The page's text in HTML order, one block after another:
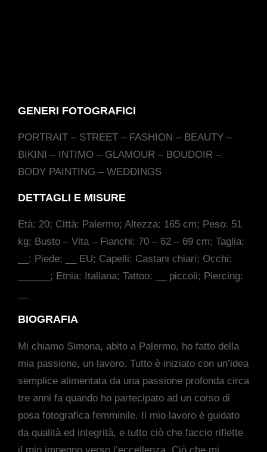
GENERI FOTOGRAFICI
PORTRAIT – STREET – FASHION – BEAUTY –
BIKINI – INTIMO – GLAMOUR – BOUDOIR –
BODY PAINTING – WEDDINGS
DETTAGLI E MISURE
Età: 20; Città: Palermo; Altezza: 165 cm; Peso: 51
kg; Busto – Vita – Fianchi: 70 – 62 – 69 cm; Taglia:
__; Piede: __ EU; Capelli: Castani chiari; Occhi:
______; Etnia: Italiana; Tattoo: __ piccoli; Piercing:
BIOGRAFIA
Mi chiamo Simona, abito a Palermo, ho fatto della
mia passione, un lavoro. Tutto è iniziato con un’idea
semplice alimentata da una passione profonda circa
tre anni fa quando ho partecipato ad un corso di
posa fotografica femminile. Il mio lavoro è guidato
da qualità ed integrità, e tutto ciò che faccio riflette